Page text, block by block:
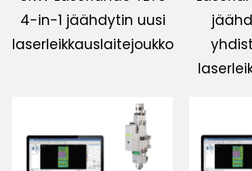
4-in-1 jäähdytin uusi
laserleikkauslaitejoukko